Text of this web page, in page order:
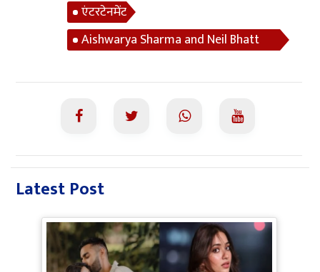
एंटरटेनमेंट
Aishwarya Sharma and Neil Bhatt
Latest Post